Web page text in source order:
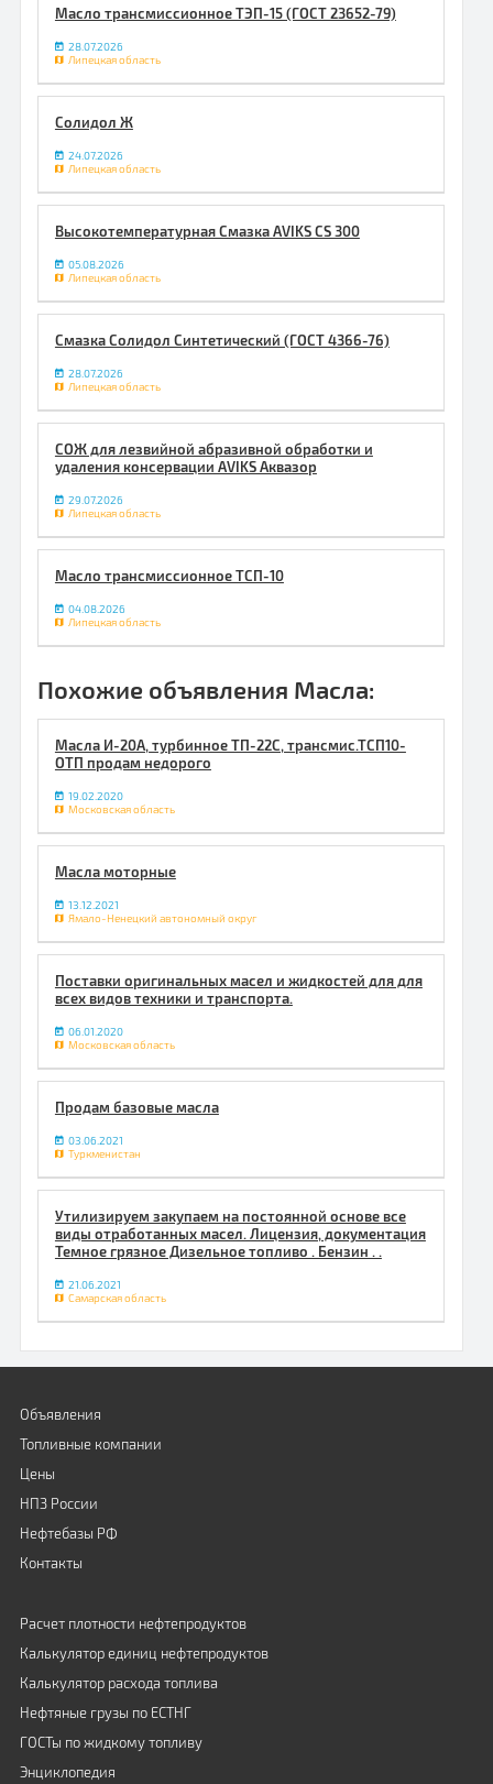
Масло трансмиссионное ТЭП-15 (ГОСТ 23652-79)
28.07.2026
Липецкая область
Солидол Ж
24.07.2026
Липецкая область
Высокотемпературная Смазка AVIKS CS 300
05.08.2026
Липецкая область
Смазка Солидол Синтетический (ГОСТ 4366-76)
28.07.2026
Липецкая область
СОЖ для лезвийной абразивной обработки и
удаления консервации AVIKS Аквазор
29.07.2026
Липецкая область
Масло трансмиссионное ТСП-10
04.08.2026
Липецкая область
Похожие объявления Масла:
Масла И-20А, турбинное ТП-22С, трансмис.ТСП10-
ОТП продам недорого
19.02.2020
Московская область
Масла моторные
13.12.2021
Ямало-Ненецкий автономный округ
Поставки оригинальных масел и жидкостей для для
всех видов техники и транспорта.
06.01.2020
Московская область
Продам базовые масла
03.06.2021
Туркменистан
Утилизируем закупаем на постоянной основе все
виды отработанных масел. Лицензия, документация
Темное грязное Дизельное топливо . Бензин . .
21.06.2021
Самарская область
Объявления
Топливные компании
Цены
НПЗ России
Нефтебазы РФ
Контакты
Расчет плотности нефтепродуктов
Калькулятор единиц нефтепродуктов
Калькулятор расхода топлива
Нефтяные грузы по ЕСТНГ
ГОСТы по жидкому топливу
Энциклопедия